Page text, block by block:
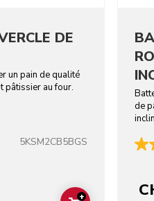
DE
un pain de qualité
pâtissier au four.
5KSM2CB5BGS
+
de